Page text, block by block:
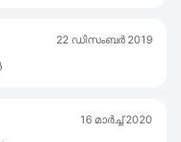
22 ഡിസംബര്‍ 2019
16 മാര്‍ച്ച് 2020